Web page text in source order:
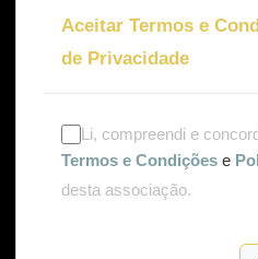
Aceitar Termos e
de Privacidade
Li, compreendi e
Termos e Condições e
desta associação.